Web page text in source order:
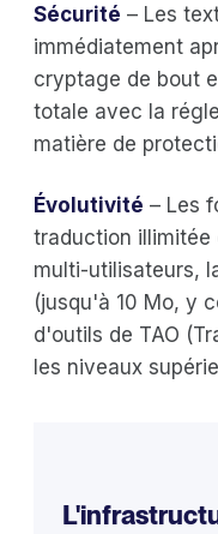
Sécurité – Les
immédiatement
cryptage de bout
totale avec la
matière de
Évolutivité – Les
traduction illimitée
multi-utilisateurs,
(jusqu'à 10 Mo, y
d'outils de TAO
les niveaux